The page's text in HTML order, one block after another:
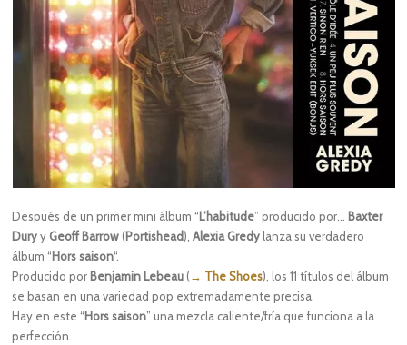
Después de un primer mini álbum “L’habitude” producido por… Baxter
Duryy Geoff Barrow (Portishead),Alexia Gredy lanza su verdadero
álbum “Hors saison“.
Producido por Benjamin Lebeau (→ The Shoes), los 11 títulos del álbum
se basan en una variedad pop extremadamente precisa.
Hay en este “Hors saison” una mezcla caliente/fría que funciona a la
perfección.